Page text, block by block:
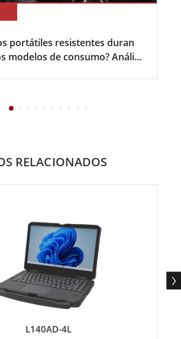
portátiles resistentes duran
modelos de consumo? Análi...
RELACIONADOS
L140AD-4L